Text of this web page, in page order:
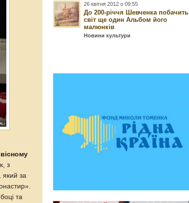
з
який за
та
26 квітня 2012 о 09:55
До 200-річчя Шевченка побачить
світ ще один Альбом його
малюнків
Новини культури